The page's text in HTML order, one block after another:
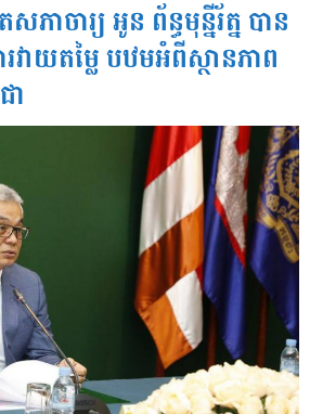
ភាចារ្យ អូន ព័ន្ធមុន្នីរ័ត្ន បាន
វាយតម្លៃ បឋមអំពីស្ថានភាព
ា